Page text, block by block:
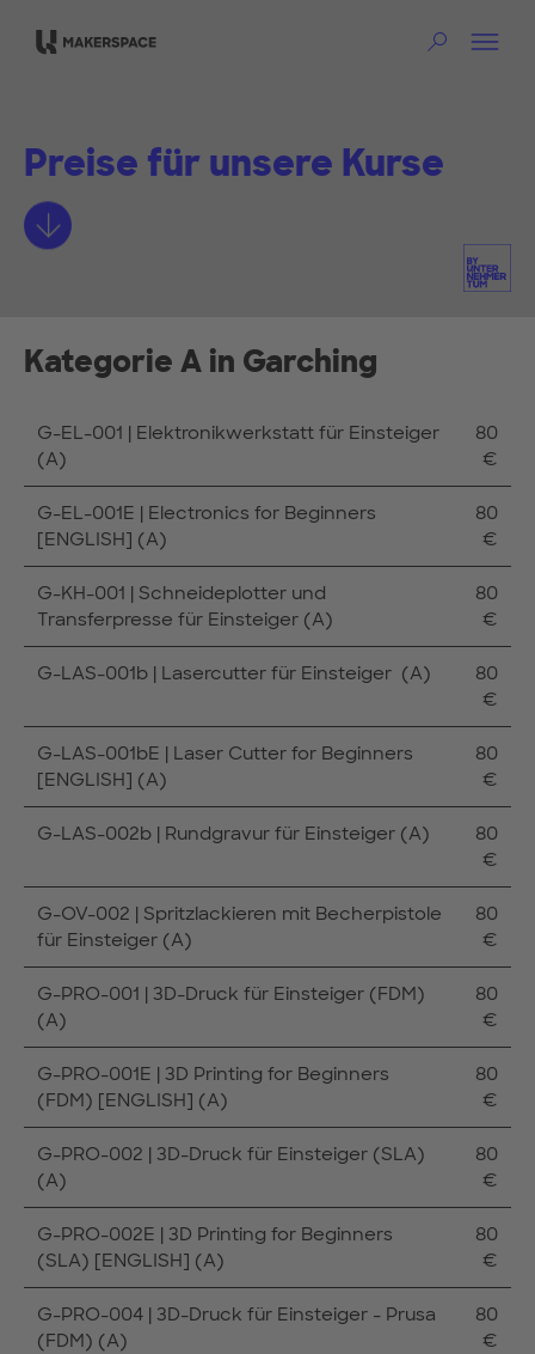
Preise für unsere Kurse
Mehr erfahren
Kategorie A in Garching
G-EL-001 | Elektronikwerkstatt für Einsteiger
(A)
80
€
G-EL-001E | Electronics for Beginners
[ENGLISH] (A)
80
€
G-KH-001 | Schneideplotter und
Transferpresse für Einsteiger (A)
80
€
G-LAS-001b | Lasercutter für Einsteiger (A)
80
€
G-LAS-001bE | Laser Cutter for Beginners
[ENGLISH] (A)
80
€
G-LAS-002b | Rundgravur für Einsteiger (A)
80
€
G-OV-002 | Spritzlackieren mit Becherpistole
für Einsteiger (A)
80
€
G-PRO-001 | 3D-Druck für Einsteiger (FDM)
(A)
80
€
G-PRO-001E | 3D Printing for Beginners
(FDM) [ENGLISH] (A)
80
€
G-PRO-002 | 3D-Druck für Einsteiger (SLA)
(A)
80
€
G-PRO-002E | 3D Printing for Beginners
(SLA) [ENGLISH] (A)
80
€
G-PRO-004 | 3D-Druck für Einsteiger - Prusa
(FDM) (A)
80
€